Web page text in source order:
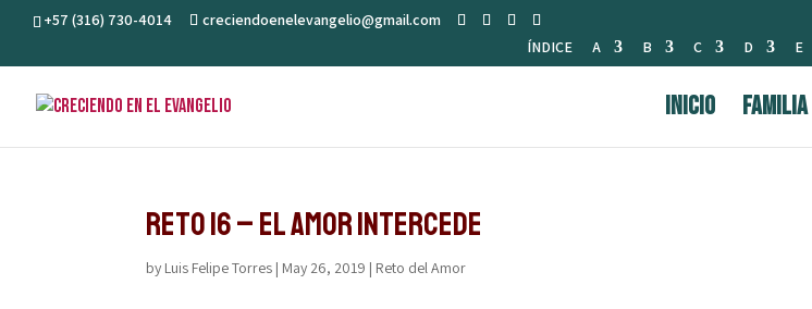
+57 (316) 730-4014
creciendoenelevangelio@gmail.com
ÍNDICE
A B C D E
INICIO FAMILIA
Reto 16 – El amor intercede
by Luis Felipe Torres | May 26, 2019 | Reto del Amor